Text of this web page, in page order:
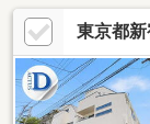
のご条件をお聞か
します。〇ご自宅
日祝日はもちろん
します。当日案内
東京都